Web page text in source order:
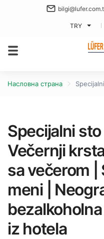
TRY
Насловна страна
Specijalni sto
Večernji
sa večerom |
meni |
iz hotela